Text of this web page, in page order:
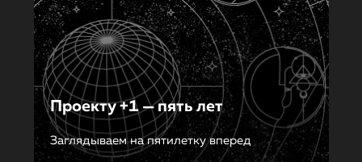
Проекту +1 — пять лет
Заглядываем на пятилетку вперед